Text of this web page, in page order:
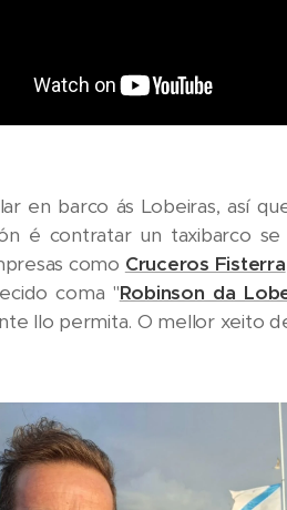
en barco ás Lobeiras, así
é contratar un taxibarco
como Cruceros Fisterra
coma "Robinson da
llo permita. O mellor xeito